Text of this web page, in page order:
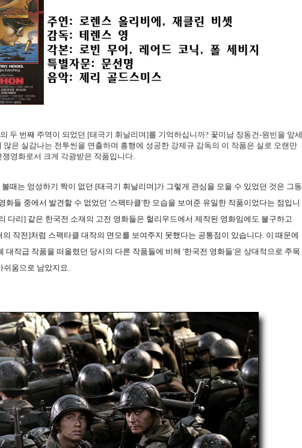
두 번째 주역이 되었던 [태극기 휘날리며]를 기억하십니까? 꽃미남 장동건-원빈을 앞세
않은 실감나는 전투씬을 연출하며 흥행에 성공한 강제규 감독의 이 작품은 실로 오랜만
영화로서 크게 각광받은 작품입니다.
때는 엉성하기 짝이 없던 [태극기 휘날리며]가 그렇게 관심을 모을 수 있었던 것은 그동
화들 중에서 발견할 수 없었던 '스팩타클'한 모습을 보여준 유일한 작품이었다는 점입니
다리] 같은 한국전 소재의 고전 영화들은 헐리우드에서 제작된 영화임에도 불구하고
작전]처럼 스팩타클 대작의 면모를 보여주지 못했다는 공통점이 있습니다. 이 때문에
대작급 작품을 떠올렸던 당시의 다른 작품들에 비해 '한국전 영화들'은 상대적으로 주목
쉬움으로 남았지요.